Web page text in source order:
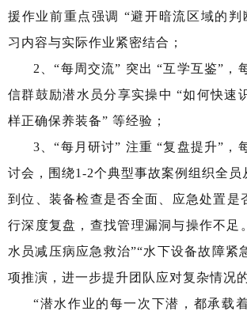
援作业前重点强调 “避开暗流区域的判
习内容与实际作业紧密结合；
2、“每周交流” 突出 “互学互鉴”，
信群鼓励潜水员分享实操中 “如何快速
样正确保养装备” 等经验；
3、“每月研讨” 注重 “复盘提升”，
讨会，围绕1-2个典型事故案例组织全员
到位、装备检查是否全面、应急处置是
行深度复盘，查找管理漏洞与操作不足
水员减压病应急救治”“水下设备故障紧
项推演，进一步提升团队应对复杂情况
“潜水作业的每一次下潜，都承载